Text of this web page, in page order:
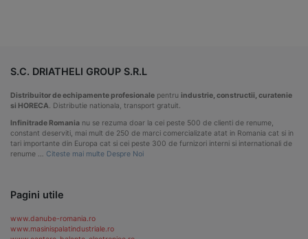
S.C. DRIATHELI GROUP S.R.L
Distribuitor de echipamente profesionale pentru industrie, constructii, curatenie
si HORECA . Distributie nationala, transport gratuit.
Infinitrade Romania nu se rezuma doar la cei peste 500 de clienti de renume,
constant deserviti, mai mult de 250 de marci comercializate atat in Romania cat si in
tari importante din Europa cat si cei peste 300 de furnizori interni si internationali de
renume … Citeste mai multe Despre Noi
Pagini utile
www.danube-romania.ro
www.masinispalatindustriale.ro